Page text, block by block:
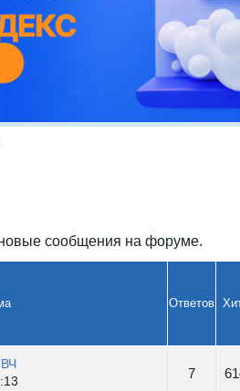
сообщения на форуме.
Ответов
7